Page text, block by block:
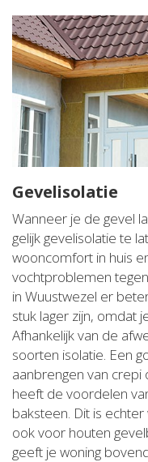
Gevelisolatie
Wanneer je de gevel
gelijk gevelisolatie te
wooncomfort in huis
vochtproblemen
in Wuustwezel er
stuk lager zijn, omdat
Afhankelijk van de
soorten isolatie. Een
aanbrengen van crepi
heeft de voordelen
baksteen. Dit is
ook voor houten
geeft je woning